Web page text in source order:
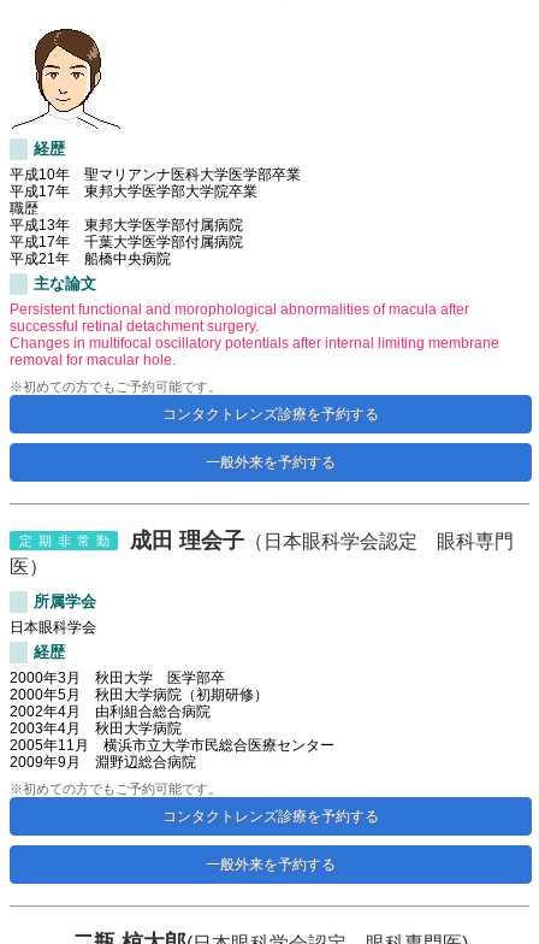
経歴
平成10年 聖マリアンナ医科大学医学部卒業
平成17年 東邦大学医学部大学院卒業
職歴
平成13年 東邦大学医学部付属病院
平成17年 千葉大学医学部付属病院
平成21年 船橋中央病院
主な論文
Persistent functional and morophological abnormalities of macula after
successful retinal detachment surgery.
Changes in multifocal oscillatory potentials after internal limiting membrane
removal for macular hole.
※初めての方でもご予約可能です。
コンタクトレンズ診療を予約する
一般外来を予約する
定期非常勤 成田 理会子 （日本眼科学会認定 眼科専門
医）
所属学会
日本眼科学会
経歴
2000年3月 秋田大学 医学部卒
2000年5月 秋田大学病院（初期研修）
2002年4月 由利組合総合病院
2003年4月 秋田大学病院
2005年11月 横浜市立大学市民総合医療センター
2009年9月 淵野辺総合病院
※初めての方でもご予約可能です。
コンタクトレンズ診療を予約する
一般外来を予約する